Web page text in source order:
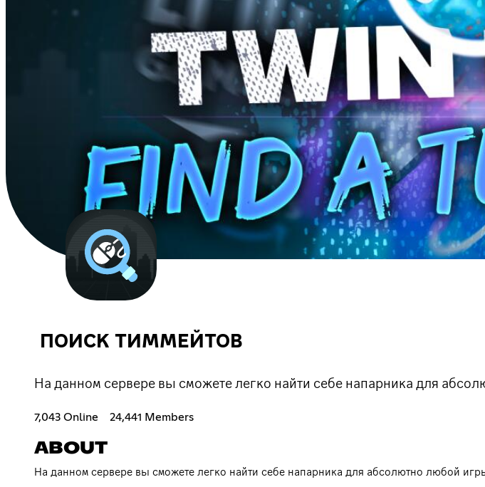
ПОИСК ТИММЕЙТОВ
На данном сервере вы сможете легко найти себе напарника для
7,043 Online 24,441 Members
ABOUT
На данном сервере вы сможете легко найти себе напарника для абсолютно любой